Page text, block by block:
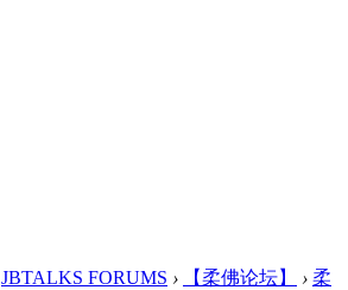
JBTALKS FORUMS › 【柔佛论坛】 › 柔